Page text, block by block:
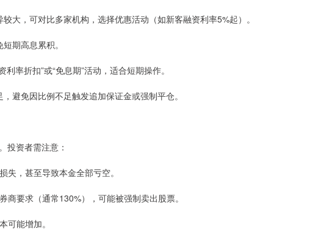
大，可对比多家机构，选择优惠活动（如新客融资利率5%起）。
期高息累积。
率折扣”或“免息期”活动，适合短期操作。
避免因比例不足触发追加保证金或强制平仓。
投资者需注意：
失，甚至导致本金全部亏空。
要求（通常130%），可能被强制卖出股票。
可能增加。